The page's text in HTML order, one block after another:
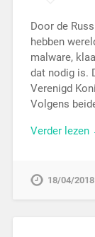
Door de
hebben
malware,
dat nodig is.
Verenigd
Volgens
Verder lezen
18/04/2018